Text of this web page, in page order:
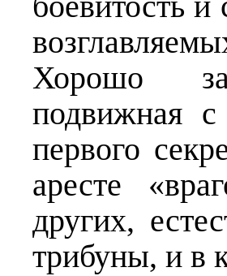
Хорошо
подвижная
первого
аресте
других,
трибуны, и в